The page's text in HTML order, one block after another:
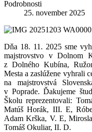
Podrobnosti
25. november 2025
Dňa 18. 11. 2025 sme
majstrovstvo v Dolnom
z Dolného Kubína,
Mesta a zaslúžene vyhrali
na majstrovstvá
v Poprade. Ďakujeme
Školu reprezentovali:
Matúš Horák, III. E,
Adam Krška, V. E,
Tomáš Okuliar, II. D.